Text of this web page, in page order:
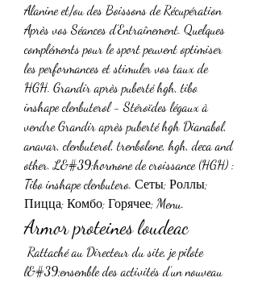
Alanine et/ou des Boissons de Récupération
Après vos Séances d’Entraînement. Quelques
compléments pour le sport peuvent optimiser
les performances et stimuler vos taux de
HGH. Grandir après puberté hgh, tibo
inshape clenbuterol - Stéroïdes légaux à
vendre Grandir après puberté hgh Dianabol,
anavar, clenbuterol, trenbolone, hgh, deca and
other. L&#39;hormone de croissance (HGH) :
Tibo inshape clenbutero. Сеты; Роллы;
Пицца; Комбо; Горячее; Menu.
Armor proteines loudeac
l&#39;ensemble des activités d’un nouveau